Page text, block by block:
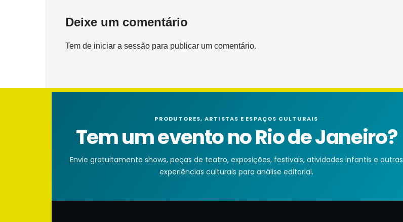
Deixe um comentário
Tem de iniciar a sessão para publicar um comentário.
PRODUTORES, ARTISTAS E ESPAÇOS CULTURAIS
Tem um evento no Rio de Janeiro?
Envie gratuitamente shows, peças de teatro, exposições, festivais, atividades infantis e outras
experiências culturais para análise editorial.